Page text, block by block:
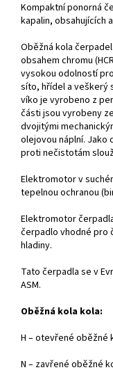
Kompaktní ponorná
kapalin, obsahujících
Oběžná kola
obsahem chromu
vysokou odolností
síto, hřídel a veškerý
víko je vyrobeno z
části jsou vyrobeny
dvojitými
olejovou náplní. Jako
proti nečistotám
Elektromotor v
tepelnou ochranou
Elektromotor
čerpadlo vhodné pro
hladiny.
Tato čerpadla se v
ASM.
Oběžná kola kola:
H – otevřené
N – zavřené oběžné